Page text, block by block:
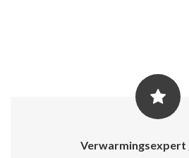
Verwarmingsexpert